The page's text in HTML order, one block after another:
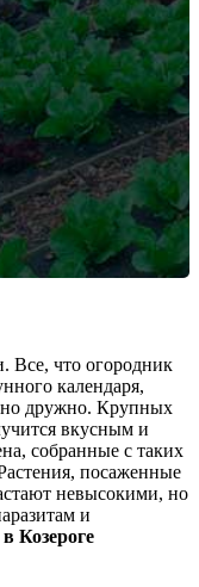
Все, что огородник
календаря,
дружно. Крупных
вкусным и
собранные с таких
посаженные
невысокими, но
и
Козероге